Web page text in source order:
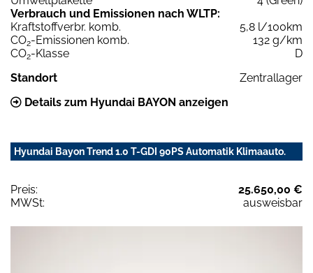
Verbrauch und Emissionen nach WLTP:
Kraftstoffverbr. komb.
5,8 l/100km
CO2-Emissionen komb.
132 g/km
CO2-Klasse
D
Standort
Zentrallager
Details zum Hyundai BAYON anzeigen
Hyundai Bayon Trend 1.0 T-GDI 90PS Automatik Klimaauto.
Preis:
25.650,00 €
MWSt:
ausweisbar